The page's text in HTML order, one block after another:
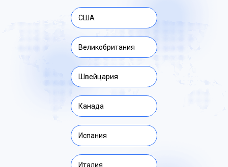
США
Великобритания
Швейцария
Канада
Испания
Италия